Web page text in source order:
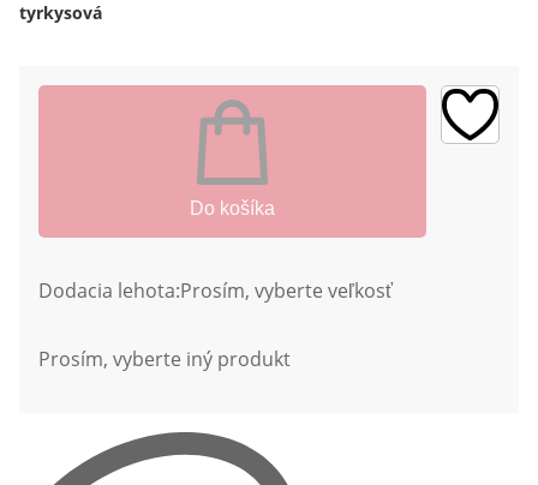
tyrkysová
Do košíka
Dodacia lehota:Prosím, vyberte veľkosť
Prosím, vyberte iný produkt